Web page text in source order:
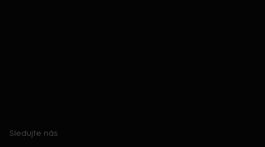
Sledujte nás